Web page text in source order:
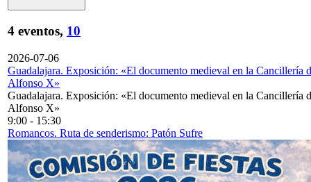
4 eventos, 10
2026-07-06
Guadalajara. Exposición: «El documento medieval en la Cancillería
Alfonso X»
Guadalajara. Exposición: «El documento medieval en la Cancillería
Alfonso X»
9:00 - 15:30
Romancos. Ruta de senderismo: Patón Sufre